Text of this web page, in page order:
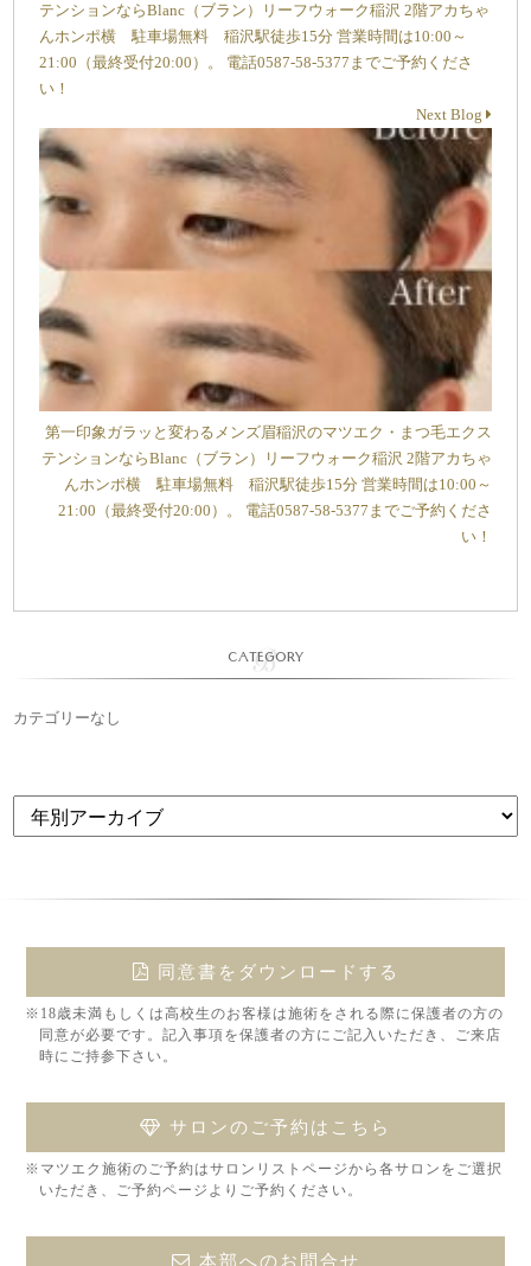
テンションならBlanc（ブラン）リーフウォーク稲沢 2階アカちゃ
んホンポ横 駐車場無料 稲沢駅徒歩15分 営業時間は10:00～
21:00（最終受付20:00）。 電話0587-58-5377までご予約くださ
い！
Next Blog
第一印象ガラッと変わるメンズ眉稲沢のマツエク・まつ毛エクス
テンションならBlanc（ブラン）リーフウォーク稲沢 2階アカちゃ
んホンポ横 駐車場無料 稲沢駅徒歩15分 営業時間は10:00～
21:00（最終受付20:00）。 電話0587-58-5377までご予約くださ
い！
CATEGORY
カテゴリーなし
同意書をダウンロードする
※18歳未満もしくは高校生のお客様は施術をされる際に保護者の方の
同意が必要です。記入事項を保護者の方にご記入いただき、ご来店
時にご持参下さい。
サロンのご予約はこちら
※マツエク施術のご予約はサロンリストページから各サロンをご選択
いただき、ご予約ページよりご予約ください。
本部へのお問合せ